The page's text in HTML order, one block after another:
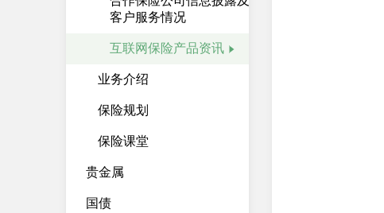
客户服务情况
互联网保险产品资讯
业务介绍
保险规划
保险课堂
贵金属
国债